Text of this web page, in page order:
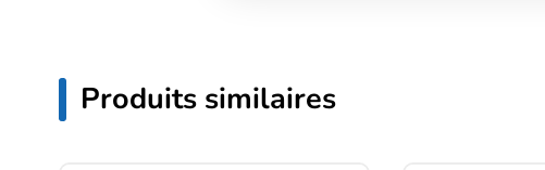
Produits similaires